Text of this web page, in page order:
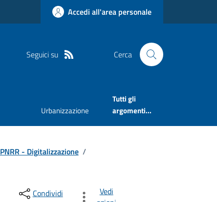
Accedi all'area personale
Seguici su Cerca
Urbanizzazione
Tutti gli
argomenti...
PNRR - Digitalizzazione /
Condividi
Vedi